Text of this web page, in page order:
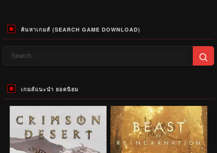
ค้นหาเกมส์ (SEARCH GAME DOWNLOAD)
เกมส์แนะนำ ยอดนิยม